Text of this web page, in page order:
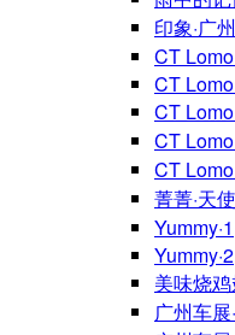
印象·广
CT
CT
CT
CT
CT
菁菁·天
Yummy·1
Yummy·2
美味烧
广州车展